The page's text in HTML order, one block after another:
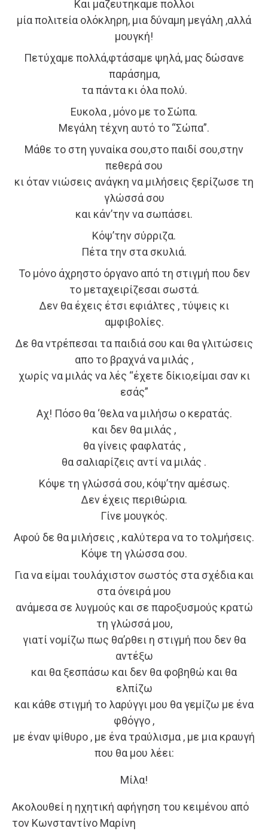
Και μαζευτηκαμε πολλοι
μία πολιτεία ολόκληρη, μια δύναμη μεγάλη ,αλλά
μουγκή!
Πετύχαμε πολλά,φτάσαμε ψηλά, μας δώσανε
παράσημα,
τα πάντα κι όλα πολύ.
Ευκολα , μόνο με το Σώπα.
Μεγάλη τέχνη αυτό το “Σώπα”.
Μάθε το στη γυναίκα σου,στο παιδί σου,στην
πεθερά σου
κι όταν νιώσεις ανάγκη να μιλήσεις ξερίζωσε τη
γλώσσά σου
και κάν’την να σωπάσει.
Κόψ’την σύρριζα.
Πέτα την στα σκυλιά.
Το μόνο άχρηστο όργανο από τη στιγμή που δεν
το μεταχειρίζεσαι σωστά.
Δεν θα έχεις έτσι εφιάλτες , τύψεις κι
αμφιβολίες.
Δε θα ντρέπεσαι τα παιδιά σου και θα γλιτώσεις
απο το βραχνά να μιλάς ,
χωρίς να μιλάς να λές “έχετε δίκιο,είμαι σαν κι
εσάς”
Αχ! Πόσο θα ‘θελα να μιλήσω ο κερατάς.
και δεν θα μιλάς ,
θα γίνεις φαφλατάς ,
θα σαλιαρίζεις αντί να μιλάς .
Κόψε τη γλώσσά σου, κόψ’την αμέσως.
Δεν έχεις περιθώρια.
Γίνε μουγκός.
Αφού δε θα μιλήσεις , καλύτερα να το τολμήσεις.
Κόψε τη γλώσσα σου.
Για να είμαι τουλάχιστον σωστός στα σχέδια και
στα όνειρά μου
ανάμεσα σε λυγμούς και σε παροξυσμούς κρατώ
τη γλώσσά μου,
γιατί νομίζω πως θα’ρθει η στιγμή που δεν θα
αντέξω
και θα ξεσπάσω και δεν θα φοβηθώ και θα
ελπίζω
και κάθε στιγμή το λαρύγγι μου θα γεμίζω με ένα
φθόγγο ,
με έναν ψίθυρο , με ένα τραύλισμα , με μια κραυγή
που θα μου λέει:
Μίλα!
Ακολουθεί η ηχητική αφήγηση του κειμένου από
τον Κωνσταντίνο Μαρίνη